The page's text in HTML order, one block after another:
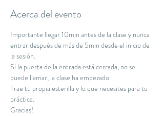
Acerca del evento
Importante llegar 10min antes de la clase y nunca
entrar después de más de 5min desde el inicio de
la sesión.
Si la puerta de la entrada está cerrada, no se
puede llamar, la clase ha empezado.
Trae tu propia esterilla y lo que necesites para tu
práctica.
Gracias!